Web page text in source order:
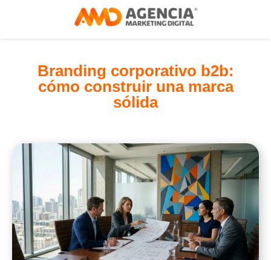
Branding corporativo b2b:
cómo construir una marca
sólida